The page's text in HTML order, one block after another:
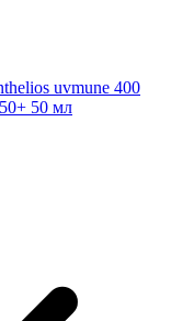
uvmune 400
50 мл